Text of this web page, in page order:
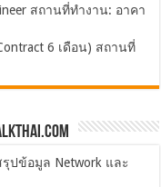
สถานที่ทำงาน: อาคา
6 เดือน) สถานที่
ปข้อมูล Network และ